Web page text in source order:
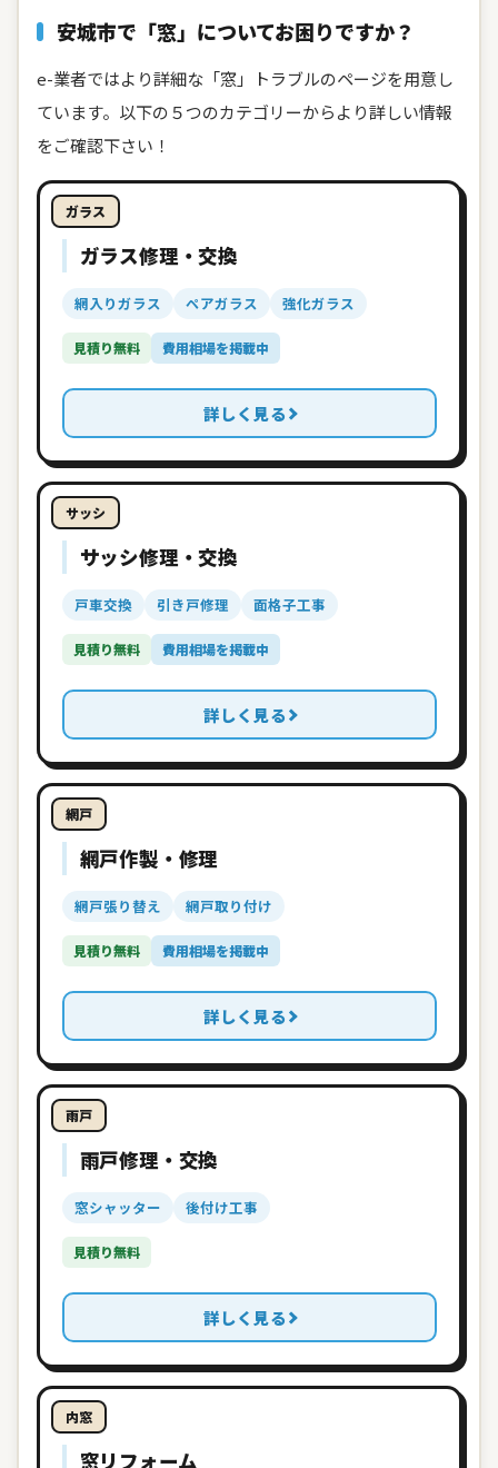
安城市で「窓」についてお困りですか？
e-業者ではより詳細な「窓」トラブルのページを用意し
ています。以下の５つのカテゴリーからより詳しい情報
をご確認下さい！
ガラス
ガラス修理・交換
網入りガラス ペアガラス 強化ガラス
見積り無料 費用相場を掲載中
詳しく見る
サッシ
サッシ修理・交換
戸車交換 引き戸修理 面格子工事
見積り無料 費用相場を掲載中
詳しく見る
網戸
網戸作製・修理
網戸張り替え 網戸取り付け
見積り無料 費用相場を掲載中
詳しく見る
雨戸
雨戸修理・交換
窓シャッター 後付け工事
見積り無料
詳しく見る
内窓
窓リフォーム